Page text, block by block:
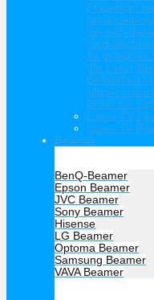
mit
Sie sich
zu
die Laser
Beliebtheit
Bilder bis
Laser-TV
Laser TV
Beamer
BenQ-Beamer
Epson Beamer
JVC Beamer
Sony Beamer
Hisense
LG Beamer
Optoma Beamer
Samsung Beamer
VAVA Beamer